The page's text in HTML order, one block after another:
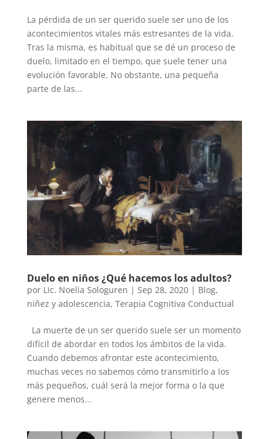
La pérdida de un ser querido suele ser uno de los
acontecimientos vitales más estresantes de la vida.
Tras la misma, es habitual que se dé un proceso de
duelo, limitado en el tiempo, que suele tener una
evolución favorable. No obstante, una pequeña
parte de las...
Duelo en niños ¿Qué hacemos los adultos?
por Lic. Noelia Sologuren | Sep 28, 2020| Blog,
niñez y adolescencia, Terapia Cognitiva Conductual
La muerte de un ser querido suele ser un momento
difícil de abordar en todos los ámbitos de la vida.
Cuando debemos afrontar este acontecimiento,
muchas veces no sabemos cómo transmitirlo a los
más pequeños, cuál será la mejor forma o la que
genere menos...